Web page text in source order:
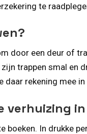
te
door een deur of
trappen smal en
rekening mee in
verhuizing
In drukke